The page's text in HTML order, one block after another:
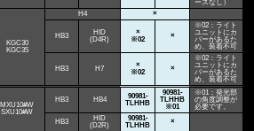
ースなし）
KGC30
KGC35
H4 ×
HB3
HID
(D4R)
×
※02
×
※02：ライト
ユニットにカ
バーがあるた
め、装着不可
HB3 H7
×
※02
×
※02：ライト
ユニットにカ
バーがあるた
め、装着不可
MXU10#W
SXU10#W
HB3 HB4
90981-
TLHHB
90981-
TLHHB
※01
※01：発光部
の角度調整が
必要です。
HB3
HID
(D2R)
90981-
TLHHB
×